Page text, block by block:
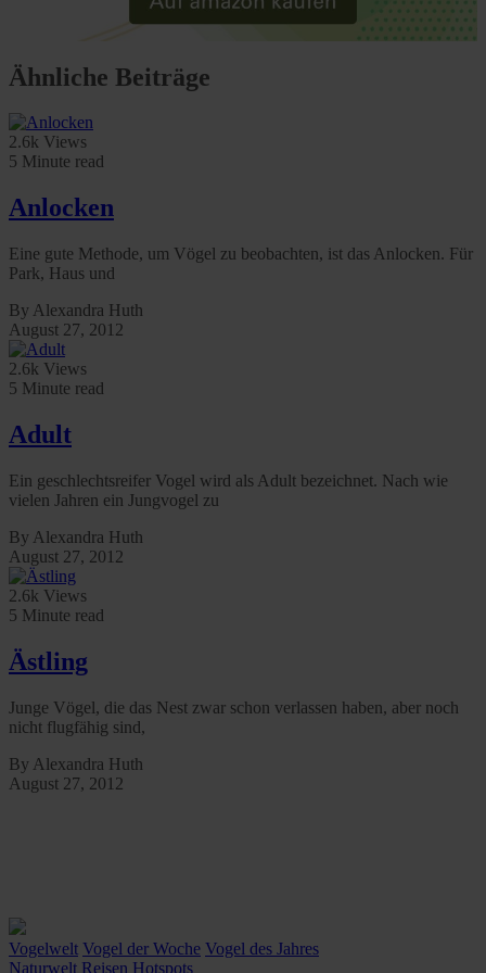
Ähnliche Beiträge
2.6k Views
5 Minute read
Anlocken
Eine gute Methode, um Vögel zu beobachten, ist das Anlocken. Für
Park, Haus und
By Alexandra Huth
August 27, 2012
2.6k Views
5 Minute read
Adult
Ein geschlechtsreifer Vogel wird als Adult bezeichnet. Nach wie
vielen Jahren ein Jungvogel zu
By Alexandra Huth
August 27, 2012
2.6k Views
5 Minute read
Ästling
Junge Vögel, die das Nest zwar schon verlassen haben, aber noch
nicht flugfähig sind,
By Alexandra Huth
August 27, 2012
Vogelwelt Vogel der Woche Vogel des Jahres
Naturwelt Reisen Hotspots